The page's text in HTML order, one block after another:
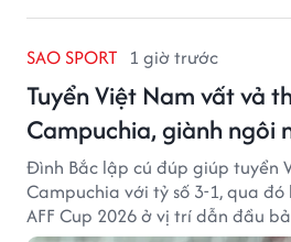
SAO SPORT 1 giờ trước
Tuyển Việt Nam vất vả
Campuchia, giành ngôi
Đình Bắc lập cú đúp giúp tuyển
Campuchia với tỷ số 3-1, qua
AFF Cup 2026 ở vị trí dẫn đầu